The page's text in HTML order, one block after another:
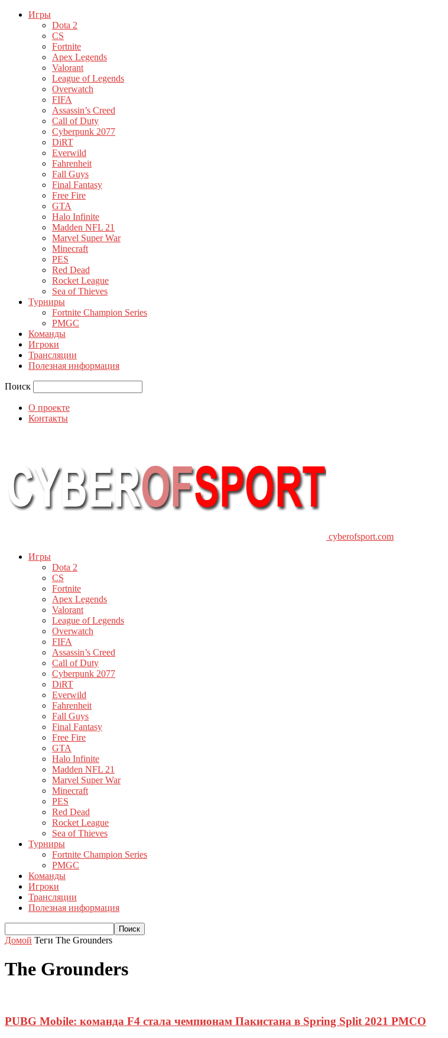
Игры
Dota 2
CS
Fortnite
Apex Legends
Valorant
League of Legends
Overwatch
FIFA
Assassin’s Creed
Call of Duty
Cyberpunk 2077
DiRT
Everwild
Fahrenheit
Fall Guys
Final Fantasy
Free Fire
GTA
Halo Infinite
Madden NFL 21
Marvel Super War
Minecraft
PES
Red Dead
Rocket League
Sea of Thieves
Турниры
Fortnite Champion Series
PMGC
Команды
Игроки
Трансляции
Полезная информация
Поиск
О проекте
Контакты
cyberofsport.com
Игры
Dota 2
CS
Fortnite
Apex Legends
Valorant
League of Legends
Overwatch
FIFA
Assassin’s Creed
Call of Duty
Cyberpunk 2077
DiRT
Everwild
Fahrenheit
Fall Guys
Final Fantasy
Free Fire
GTA
Halo Infinite
Madden NFL 21
Marvel Super War
Minecraft
PES
Red Dead
Rocket League
Sea of Thieves
Турниры
Fortnite Champion Series
PMGC
Команды
Игроки
Трансляции
Полезная информация
Домой Теги The Grounders
The Grounders
PUBG Mobile: команда F4 стала чемпионам Пакистана в Spring Split 2021 PMCO